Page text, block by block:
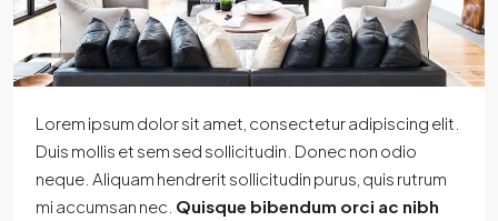
Lorem ipsum dolor sit amet, consectetur adipiscing elit.
Duis mollis et sem sed sollicitudin. Donec non odio
neque. Aliquam hendrerit sollicitudin purus, quis rutrum
mi accumsan nec. Quisque bibendum orci ac nibh